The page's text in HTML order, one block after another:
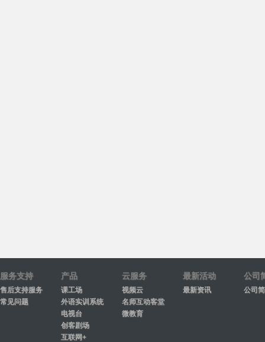
服务支持
售后支持服务
常见问题
产品
课工场
外语实训系统
电视台
创客剧场
互联网+
云服务
视频云
名师互动客堂
微教育
最新活动
最新资讯
公司
公司